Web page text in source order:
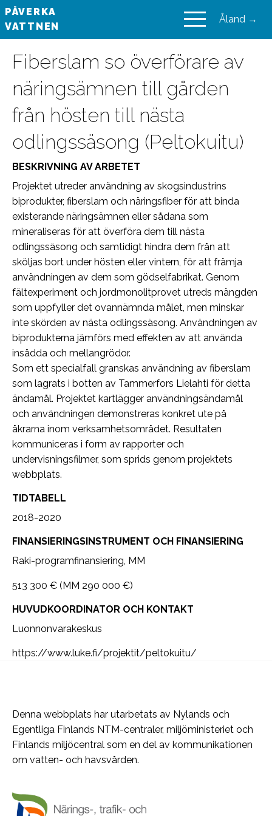
PÅVERKA
VATTNEN
Åland →
Fiberslam so överförare av
näringsämnen till gården
från hösten till nästa
odlingssäsong (Peltokuitu)
BESKRIVNING AV ARBETET
Projektet utreder användning av skogsindustrins
biprodukter, fiberslam och näringsfiber för att binda
existerande näringsämnen eller sådana som
mineraliseras för att överföra dem till nästa
odlingssäsong och samtidigt hindra dem från att
sköljas bort under hösten eller vintern, för att främja
användningen av dem som gödselfabrikat. Genom
fältexperiment och jordmonolitprovet utreds mängden
som uppfyller det ovannämnda målet, men minskar
inte skörden av nästa odlingssäsong. Användningen av
biprodukterna jämförs med effekten av att använda
insådda och mellangrödor.
Som ett specialfall granskas användning av fiberslam
som lagrats i botten av Tammerfors Lielahti för detta
ändamål. Projektet kartlägger användningsändamål
och användningen demonstreras konkret ute på
åkrarna inom verksamhetsområdet. Resultaten
kommuniceras i form av rapporter och
undervisningsfilmer, som sprids genom projektets
webbplats.
TIDTABELL
2018-2020
FINANSIERINGSINSTRUMENT OCH FINANSIERING
Raki-programfinansiering, MM
513 300 € (MM 290 000 €)
HUVUDKOORDINATOR OCH KONTAKT
Luonnonvarakeskus
https://www.luke.fi/projektit/peltokuitu/
Denna webbplats har utarbetats av Nylands och
Egentliga Finlands NTM-centraler, miljöministeriet och
Finlands miljöcentral som en del av kommunikationen
om vatten- och havsvården.